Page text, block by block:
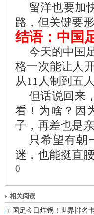
留洋也要加
路，但关键要
结语：中国
今天的中国
格一次能让人
从11人制到五
但话说回来
看！为啥？因
子，再差也是亲
只希望有朝
迷，也能挺直
0
相关阅读
国足今日炸锅！世界排名